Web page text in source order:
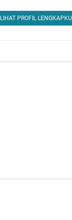
LIHAT PROFIL LENGKAPKU